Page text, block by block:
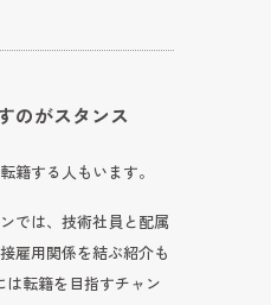
のがスタンス
籍する人もいます。
では、技術社員と配属
雇用関係を結ぶ紹介も
は転籍を目指すチャン